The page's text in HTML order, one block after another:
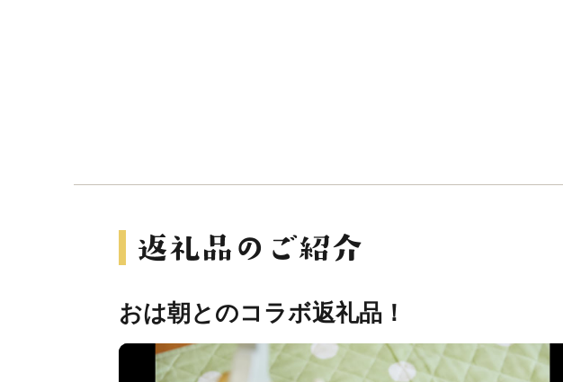
おは朝とのコラボ返礼品！